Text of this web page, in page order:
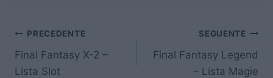
Navigazione
articoli
PRECEDENTE
Final Fantasy X-2 –
Lista Slot
SEGUENTE
Final Fantasy Legend
– Lista Magie